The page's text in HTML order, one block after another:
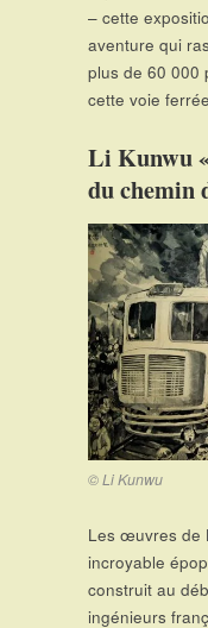
– cette
aventure qui
plus de 60 000
cette voie
Li Kunwu
du chemin
© Li Kunwu
Les œuvres de
incroyable
construit au
ingénieurs